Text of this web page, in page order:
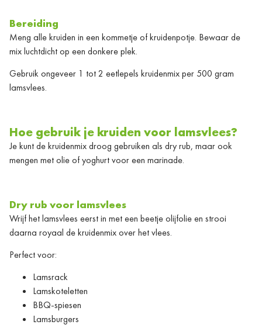
Bereiding
Meng alle kruiden in een kommetje of kruidenpotje. Bewaar de
mix luchtdicht op een donkere plek.
Gebruik ongeveer 1 tot 2 eetlepels kruidenmix per 500 gram
lamsvlees.
Hoe gebruik je kruiden voor lamsvlees?
Je kunt de kruidenmix droog gebruiken als dry rub, maar ook
mengen met olie of yoghurt voor een marinade.
Dry rub voor lamsvlees
Wrijf het lamsvlees eerst in met een beetje olijfolie en strooi
daarna royaal de kruidenmix over het vlees.
Perfect voor:
Lamsrack
Lamskoteletten
BBQ-spiesen
Lamsburgers